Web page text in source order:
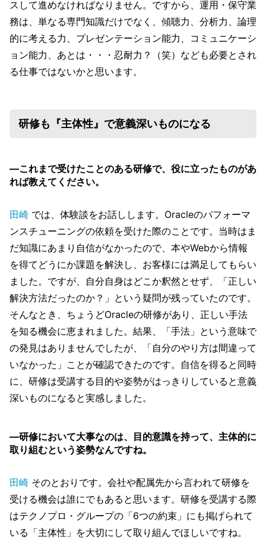
スして進めなければなりません。ですから、運用・保守業
務は、単なる専門知識だけでなく、傾聴力、分析力、論理
的に考える力、プレゼンテーション能力、コミュニケーシ
ョン能力、あとは・・・忍耐力？（笑）なども必要とされ
る仕事ではないかと思います。
研修も『主体性』で意義深いものになる
―これまで受けたことのある研修で、役に立ったものがあ
れば教えてください。
田崎 では、体験談をお話しします。Oracleのパフォーマ
ンスチューニングの依頼を受けた際のことです。当時はま
だ知識にあまり自信がなかったので、本やWebから情報
を得てどうにか課題を解決し、お客様には満足してもらい
ました。ですが、自分自身はどこか釈然とせず、「正しい
解決方法だったのか？」という疑問が残っていたのです。
そんなとき、ちょうどOracleの研修があり、正しい手法
を知る機会に恵まれました。結果、「手法」という意味で
の発見はありませんでしたが、「自分のやり方は間違って
いなかった」ことが確認できたのです。自信を得ると同時
に、研修は受講する目的や姿勢がはっきりしていると意義
深いものになると実感しました。
―研修において大事なのは、目的意識を持って、主体的に
取り組むという姿勢なんですね。
田崎 そのとおりです。会社や配属先から言われて研修を
受ける機会は誰にでもあると思います。研修を受講する際
はテクノプロ・グループの「6つの約束」にも掲げられて
いる「主体性」を大切にして取り組んでほしいですね。